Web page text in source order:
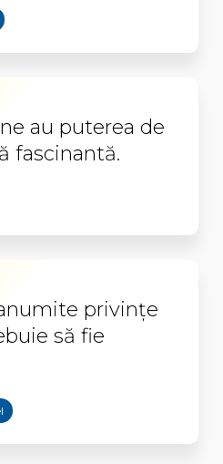
au puterea de
fascinantă.
privinţe
să fie